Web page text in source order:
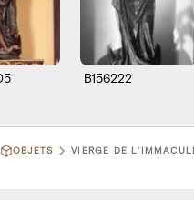
B156222
OBJETS VIERGE DE